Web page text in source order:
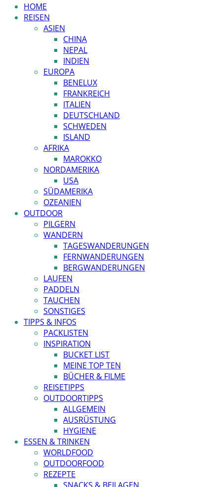
HOME
REISEN
ASIEN
CHINA
NEPAL
INDIEN
EUROPA
BENELUX
FRANKREICH
ITALIEN
DEUTSCHLAND
SCHWEDEN
ISLAND
AFRIKA
MAROKKO
NORDAMERIKA
USA
SÜDAMERIKA
OZEANIEN
OUTDOOR
PILGERN
WANDERN
TAGESWANDERUNGEN
FERNWANDERUNGEN
BERGWANDERUNGEN
LAUFEN
PADDELN
TAUCHEN
SONSTIGES
TIPPS & INFOS
PACKLISTEN
INSPIRATION
BUCKET LIST
MEINE TOP TEN
BÜCHER & FILME
REISETIPPS
OUTDOORTIPPS
ALLGEMEIN
AUSRÜSTUNG
HYGIENE
ESSEN & TRINKEN
WORLDFOOD
OUTDOORFOOD
REZEPTE
SNACKS & BEILAGEN